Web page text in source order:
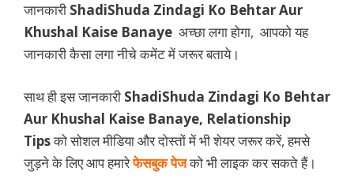
जानकारी ShadiShuda Zindagi Ko Behtar Aur
Khushal Kaise Banaye अच्छा लगा होगा, आपको यह
जानकारी कैसा लगा नीचे कमेंट में जरूर बताये।
साथ ही इस जानकारी ShadiShuda Zindagi Ko Behtar
Aur Khushal Kaise Banaye, Relationship
Tipsको सोशल मीडिया और दोस्तों में भी शेयर जरूर करें, हमसे
जुड़ने के लिए आप हमारेफेसबुक पेजको भी लाइक कर सकते हैं।